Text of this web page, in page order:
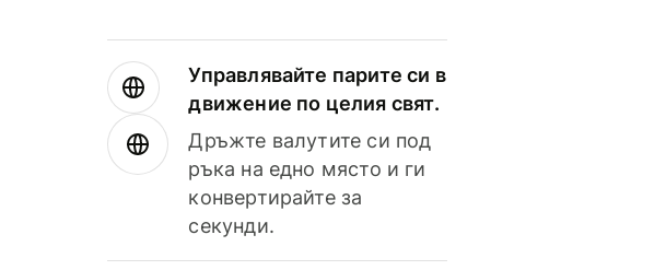
Управлявайте парите си в
движение по целия свят.
Дръжте валутите си под
ръка на едно място и ги
конвертирайте за
секунди.